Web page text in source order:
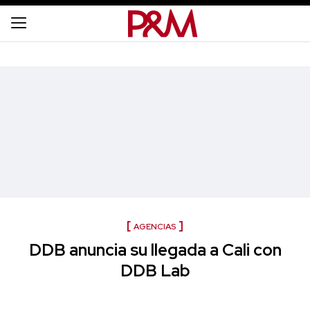
AGENCIAS
DDB anuncia su llegada a Cali con
DDB Lab